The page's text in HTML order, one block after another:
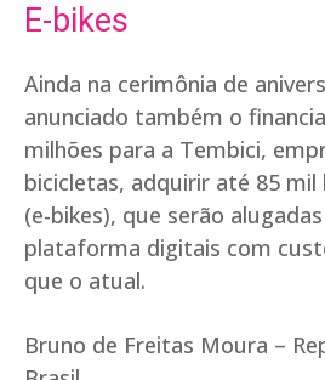
E-bikes
Ainda na cerimônia de
anunciado também o
milhões para a Tembici,
bicicletas, adquirir até 85 mil
(e-bikes), que serão
plataforma digitais com
que o atual.
Bruno de Freitas Moura –